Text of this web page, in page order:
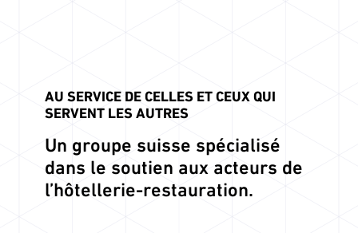
AU SERVICE DE CELLES ET CEUX QUI
SERVENT LES AUTRES
Un groupe suisse spécialisé
dans le soutien aux acteurs de
l’hôtellerie-restauration.